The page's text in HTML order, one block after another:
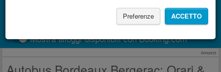
Preferenze ACCETTO
Mostra alloggi disponibili con Booking.com
Annuncio